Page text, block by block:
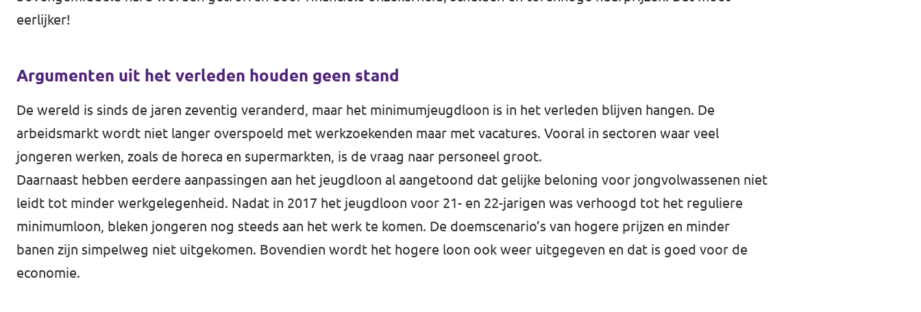
eerlijker!
Argumenten uit het verleden houden geen stand
De wereld is sinds de jaren zeventig veranderd, maar het minimumjeugdloon is in het verleden blijven hangen. De
arbeidsmarkt wordt niet langer overspoeld met werkzoekenden maar met vacatures. Vooral in sectoren waar veel
jongeren werken, zoals de horeca en supermarkten, is de vraag naar personeel groot.
Daarnaast hebben eerdere aanpassingen aan het jeugdloon al aangetoond dat gelijke beloning voor jongvolwassenen niet
leidt tot minder werkgelegenheid. Nadat in 2017 het jeugdloon voor 21- en 22-jarigen was verhoogd tot het reguliere
minimumloon, bleken jongeren nog steeds aan het werk te komen. De doemscenario’s van hogere prijzen en minder
banen zijn simpelweg niet uitgekomen. Bovendien wordt het hogere loon ook weer uitgegeven en dat is goed voor de
economie.